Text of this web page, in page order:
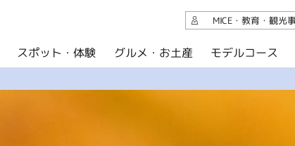
ブログ
グルメ・お土産
スポット・体験 グルメ・お土産 モデルコース
MICE・教育・観光